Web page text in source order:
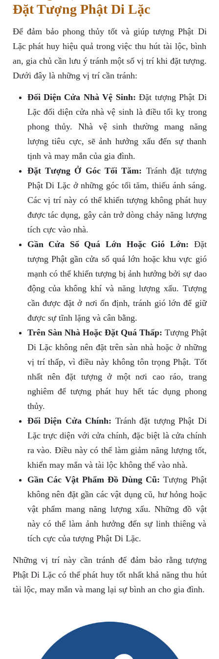
Đặt Tượng Phật Di Lặc
Để đảm bảo phong thủy tốt và giúp tượng Phật Di
Lặc phát huy hiệu quả trong việc thu hút tài lộc, bình
an, gia chủ cần lưu ý tránh một số vị trí khi đặt tượng.
Dưới đây là những vị trí cần tránh:
Đối Diện Cửa Nhà Vệ Sinh: Đặt tượng Phật Di
Lặc đối diện cửa nhà vệ sinh là điều tối kỵ trong
phong thủy. Nhà vệ sinh thường mang năng
lượng tiêu cực, sẽ ảnh hưởng xấu đến sự thanh
tịnh và may mắn của gia đình.
Đặt Tượng Ở Góc Tối Tăm: Tránh đặt tượng
Phật Di Lặc ở những góc tối tăm, thiếu ánh sáng.
Các vị trí này có thể khiến tượng không phát huy
được tác dụng, gây cản trở dòng chảy năng lượng
tích cực vào nhà.
Gần Cửa Sổ Quá Lớn Hoặc Gió Lớn: Đặt
tượng Phật gần cửa sổ quá lớn hoặc khu vực gió
mạnh có thể khiến tượng bị ảnh hưởng bởi sự dao
động của không khí và năng lượng xấu. Tượng
cần được đặt ở nơi ổn định, tránh gió lớn để giữ
được sự tĩnh lặng và cân bằng.
Trên Sàn Nhà Hoặc Đặt Quá Thấp: Tượng Phật
Di Lặc không nên đặt trên sàn nhà hoặc ở những
vị trí thấp, vì điều này không tôn trọng Phật. Tốt
nhất nên đặt tượng ở một nơi cao ráo, trang
nghiêm để tượng phát huy hết tác dụng phong
thủy.
Đối Diện Cửa Chính: Tránh đặt tượng Phật Di
Lặc trực diện với cửa chính, đặc biệt là cửa chính
ra vào. Điều này có thể làm giảm năng lượng tốt,
khiến may mắn và tài lộc không thể vào nhà.
Gần Các Vật Phẩm Đồ Dùng Cũ: Tượng Phật
không nên đặt gần các vật dụng cũ, hư hỏng hoặc
vật phẩm mang năng lượng xấu. Những đồ vật
này có thể làm ảnh hưởng đến sự linh thiêng và
tích cực của tượng Phật Di Lặc.
Những vị trí này cần tránh để đảm bảo rằng tượng
Phật Di Lặc có thể phát huy tốt nhất khả năng thu hút
tài lộc, may mắn và mang lại sự bình an cho gia đình.